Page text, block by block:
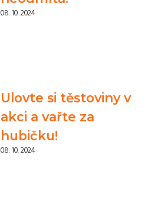
08. 10. 2024
Ulovte si těstoviny v
akci a vařte za
hubičku!
08. 10. 2024